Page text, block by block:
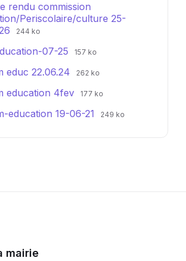
rendu commission
Periscolaire/culture 25-
Extension
fichier:
Taille
fichier:
244 ko
07-25
Extension
fichier:
Taille
fichier:
157 ko
educ 22.06.24
Extension
fichier:
Taille
fichier:
262 ko
education 4fev Extension
fichier:
Taille
fichier:
177 ko
education 19-06-21
Extension
Taille
249 ko
mairie